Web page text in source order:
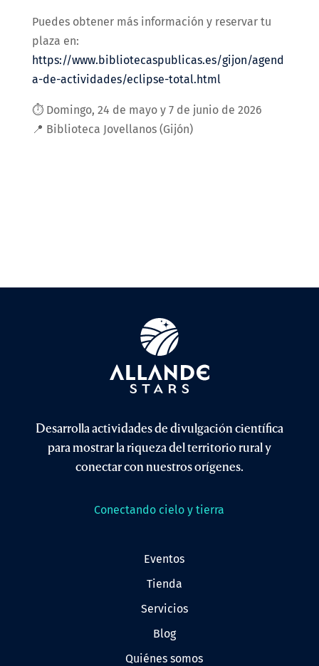
Puedes obtener más información y reservar tu
plaza en:
https://www.bibliotecaspublicas.es/gijon/agend
a-de-actividades/eclipse-total.html
⏱️ Domingo, 24 de mayo y 7 de junio de 2026
📍 Biblioteca Jovellanos (Gijón)
Desarrolla actividades de divulgación científica
para mostrar la riqueza del territorio rural y
conectar con nuestros orígenes.
Conectando cielo y tierra
eventos
tienda
servicios
blog
quiénes somos